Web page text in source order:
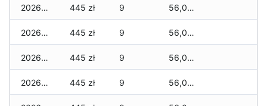
2026-06-21 445 zł 9 56,095 zł
2026-06-20 445 zł 9 56,095 zł
2026-06-19 445 zł 9 56,095 zł
2026-06-18 445 zł 9 56,095 zł